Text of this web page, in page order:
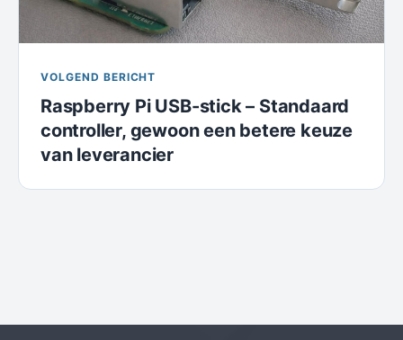
VOLGEND BERICHT
Raspberry Pi USB-stick – Standaard
controller, gewoon een betere keuze
van leverancier